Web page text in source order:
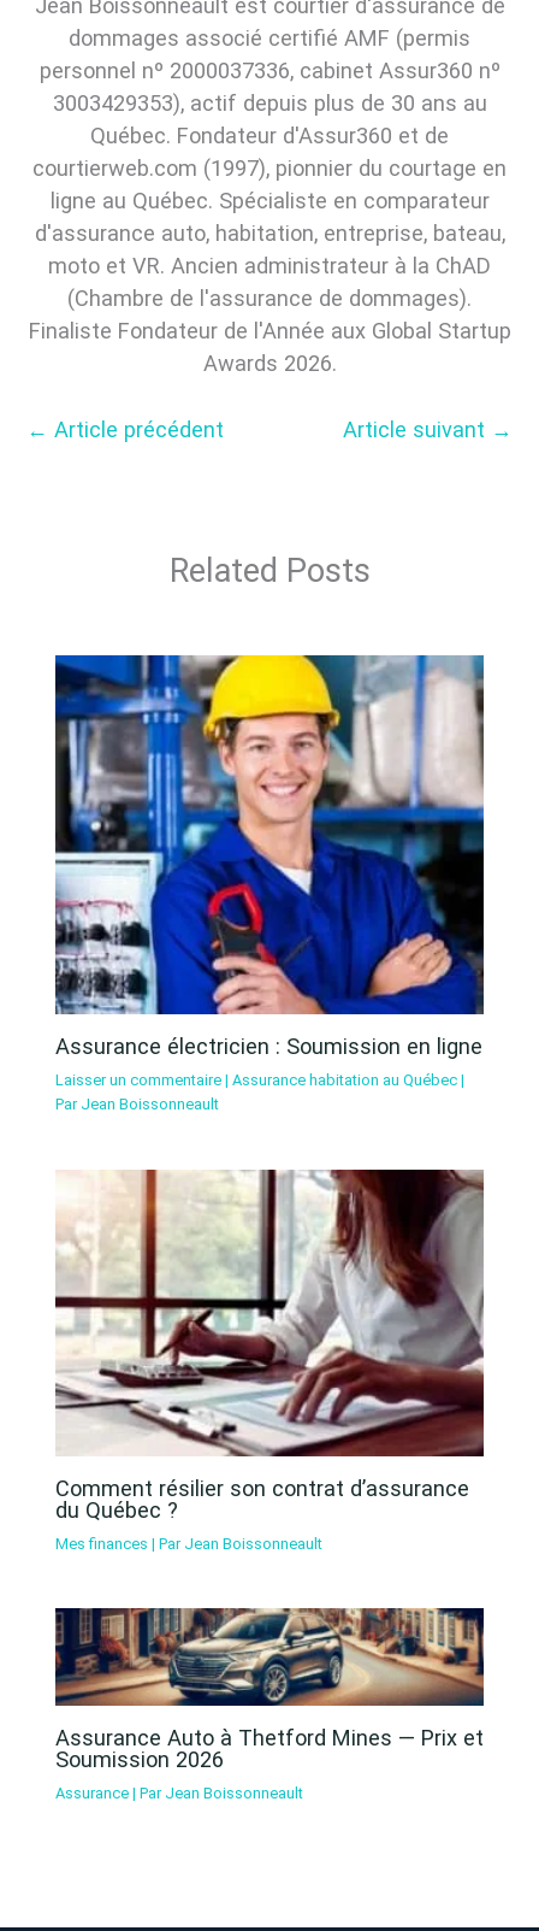
Jean Boissonneault est courtier d'assurance de
dommages associé certifié AMF (permis
personnel nº 2000037336, cabinet Assur360 nº
3003429353), actif depuis plus de 30 ans au
Québec. Fondateur d'Assur360 et de
courtierweb.com (1997), pionnier du courtage en
ligne au Québec. Spécialiste en comparateur
d'assurance auto, habitation, entreprise, bateau,
moto et VR. Ancien administrateur à la ChAD
(Chambre de l'assurance de dommages).
Finaliste Fondateur de l'Année aux Global Startup
Awards 2026.
← Article précédent Article suivant →
Related Posts
Assurance électricien : Soumission en ligne
Laisser un commentaire | Assurance habitation au Québec|
Par Jean Boissonneault
Comment résilier son contrat d’assurance
du Québec ?
Mes finances | Par Jean Boissonneault
Assurance Auto à Thetford Mines — Prix et
Soumission 2026
Assurance| Par Jean Boissonneault